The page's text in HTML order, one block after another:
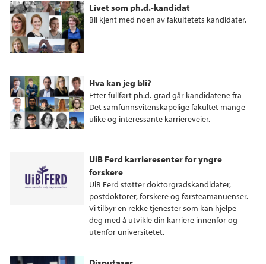
Livet som ph.d.-kandidat
Bli kjent med noen av fakultetets kandidater.
Hva kan jeg bli?
Etter fullført ph.d.-grad går kandidatene fra
Det samfunnsvitenskapelige fakultet mange
ulike og interessante karriereveier.
UiB Ferd karrieresenter for yngre
forskere
UiB Ferd støtter doktorgradskandidater,
postdoktorer, forskere og førsteamanuenser.
Vi tilbyr en rekke tjenester som kan hjelpe
deg med å utvikle din karriere innenfor og
utenfor universitetet.